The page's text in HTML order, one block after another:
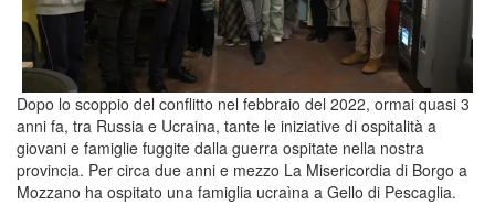
Dopo lo scoppio del conflitto nel febbraio del 2022, ormai quasi 3
anni fa, tra Russia e Ucraina, tante le iniziative di ospitalità a
giovani e famiglie fuggite dalla guerra ospitate nella nostra
provincia. Per circa due anni e mezzo La Misericordia di Borgo a
Mozzano ha ospitato una famiglia ucraìna a Gello di Pescaglia.